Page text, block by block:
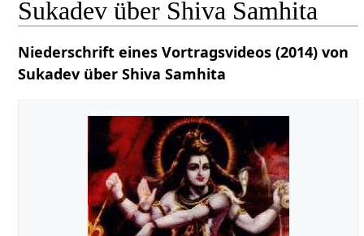
Sukadev über Shiva Samhita
Niederschrift eines Vortragsvideos (2014) von
Sukadev über Shiva Samhita